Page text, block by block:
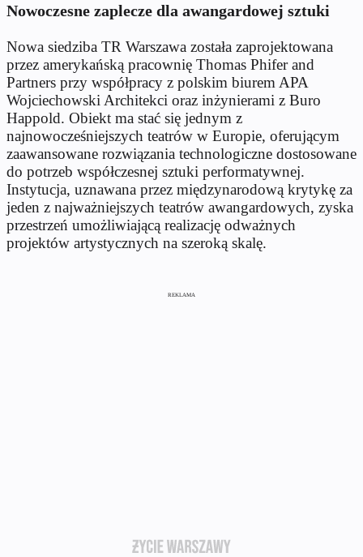
Nowoczesne zaplecze dla awangardowej sztuki
Nowa siedziba TR Warszawa została zaprojektowana
przez amerykańską pracownię Thomas Phifer and
Partners przy współpracy z polskim biurem APA
Wojciechowski Architekci oraz inżynierami z Buro
Happold. Obiekt ma stać się jednym z
najnowocześniejszych teatrów w Europie, oferującym
zaawansowane rozwiązania technologiczne dostosowane
do potrzeb współczesnej sztuki performatywnej.
Instytucja, uznawana przez międzynarodową krytykę za
jeden z najważniejszych teatrów awangardowych, zyska
przestrzeń umożliwiającą realizację odważnych
projektów artystycznych na szeroką skalę.
REKLAMA